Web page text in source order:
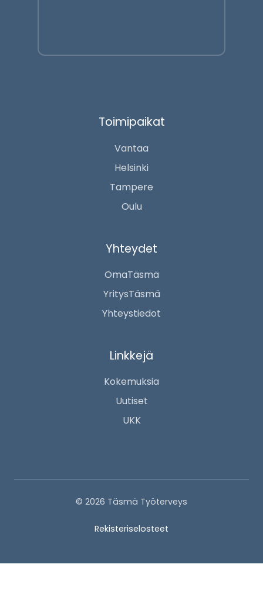
Toimipaikat
Vantaa
Helsinki
Tampere
Oulu
Yhteydet
OmaTäsmä
YritysTäsmä
Yhteystiedot
Linkkejä
Kokemuksia
Uutiset
UKK
© 2026 Täsmä Työterveys
Rekisteriselosteet